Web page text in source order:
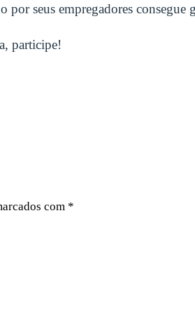
seus empregadores consegue
participe!
com *